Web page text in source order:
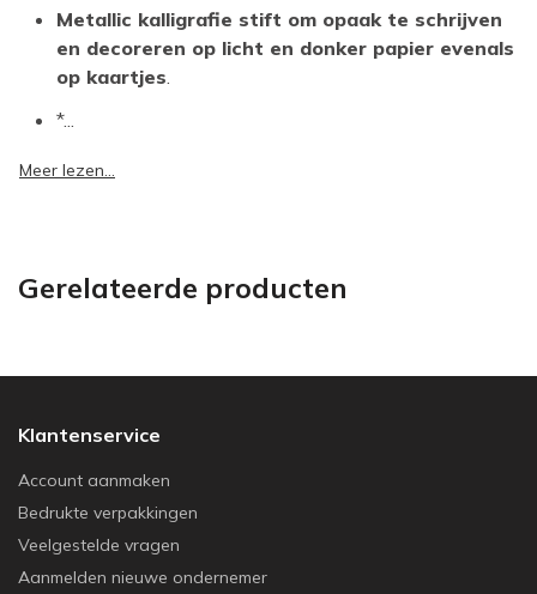
Metallic kalligrafie stift om opaak te schrijven
en decoreren op licht en donker papier evenals
op kaartjes.
*...
Meer lezen...
Gerelateerde producten
Klantenservice
Account aanmaken
Bedrukte verpakkingen
Veelgestelde vragen
Aanmelden nieuwe ondernemer